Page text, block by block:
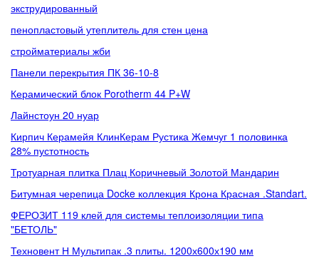
экструдированный
пенопластовый утеплитель для стен цена
стройматериалы жби
Панели перекрытия ПК 36-10-8
Керамический блок Porotherm 44 P+W
Лайнстоун 20 нуар
Кирпич Керамейя КлинКерам Рустика Жемчуг 1 половинка
28% пустотность
Тротуарная плитка Плац Коричневый Золотой Мандарин
Битумная черепица Docke коллекция Крона Красная .Standart.
ФЕРОЗИТ 119 клей для системы теплоизоляции типа
"БЕТОЛЬ"
Техновент Н Мультипак .3 плиты. 1200х600х190 мм